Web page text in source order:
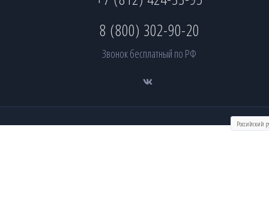
8 (800) 302-90-20
Звонок бесплатный по РФ